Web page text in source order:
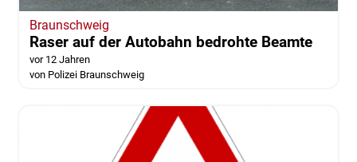
Braunschweig
Raser auf der Autobahn bedrohte Beamte
vor 12 Jahren
von Polizei Braunschweig